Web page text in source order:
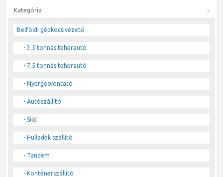
Kategória
Belföldi gépkocsivezető
- 3,5 tonnás teherautó
- 7,5 tonnás teherautó
- Nyergesvontató
- Autószállító
- Silo
- Hulladék szállító
- Tandem
- Konténerszállító